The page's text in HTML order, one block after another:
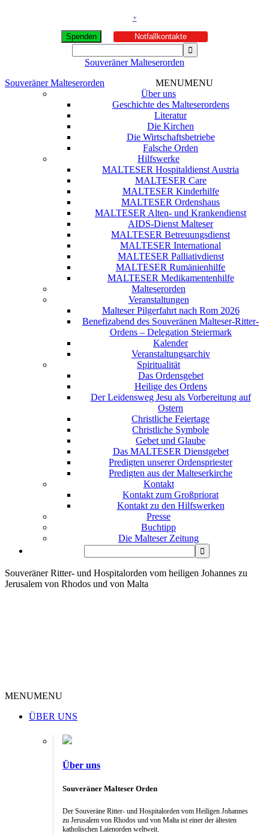
+
Spenden Notfallkontakte
Souveräner Malteserorden
Souveräner Malteserorden
MENUMENU
Über uns
Geschichte des Malteserordens
Literatur
Die Kirchen
Die Wirtschaftsbetriebe
Falsche Orden
Hilfswerke
MALTESER Hospitaldienst Austria
MALTESER Care
MALTESER Kinderhilfe
MALTESER Ordenshaus
MALTESER Alten- und Krankendienst
AIDS-Dienst Malteser
MALTESER Betreuungsdienst
MALTESER International
MALTESER Palliativdienst
MALTESER Rumänienhilfe
MALTESER Medikamentenhilfe
Malteserorden
Veranstaltungen
Malteser Pilgerfahrt nach Rom 2026
Benefizabend des Souveränen Malteser-Ritter-
Ordens – Delegation Steiermark
Kalender
Veranstaltungsarchiv
Spiritualität
Das Ordensgebet
Heilige des Ordens
Der Leidensweg Jesu als Vorbereitung auf
Ostern
Christliche Feiertage
Christliche Symbole
Gebet und Glaube
Das MALTESER Dienstgebet
Predigten unserer Ordenspriester
Predigten aus der Malteserkirche
Kontakt
Kontakt zum Großpriorat
Kontakt zu den Hilfswerken
Presse
Buchtipp
Die Malteser Zeitung
Souveräner Ritter- und Hospitalorden vom heiligen Johannes zu
Jerusalem von Rhodos und von Malta
MENUMENU
ÜBER UNS
Über uns
Souveräner Malteser Orden
Der Souveräne Ritter- und Hospitalorden vom Heiligen Johannes
zu Jerusalem von Rhodos und von Malta ist einer der ältesten
katholischen Laienorden weltweit.